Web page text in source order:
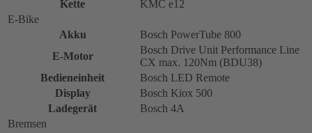
Kette
KMC e12
E-Bike
Akku
Bosch PowerTube 800
E-Motor
Bosch Drive Unit Performance Line
CX max. 120Nm (BDU38)
Bedieneinheit
Bosch LED Remote
Display
Bosch Kiox 500
Ladegerät
Bosch 4A
Bremsen